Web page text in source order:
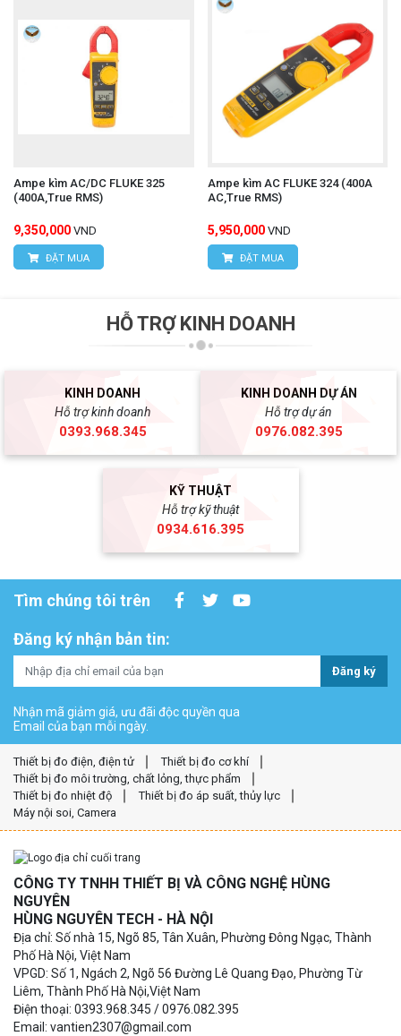
Ampe kìm AC/DC FLUKE 325
(400A,True RMS)
9,350,000 VND
ĐẶT MUA
Ampe kìm AC FLUKE 324 (400A
AC,True RMS)
5,950,000 VND
ĐẶT MUA
HỖ TRỢ KINH DOANH
KINH DOANH
Hỗ trợ kinh doanh
0393.968.345
KINH DOANH DỰ ÁN
Hỗ trợ dự án
0976.082.395
KỸ THUẬT
Hỗ trợ kỹ thuật
0934.616.395
Tìm chúng tôi trên
Đăng ký nhận bản tin:
Đăng ký
Nhận mã giảm giá, ưu đãi độc quyền qua
Email của bạn mỗi ngày.
Thiết bị đo điện, điện tử
Thiết bị đo cơ khí
Thiết bị đo môi trường, chất lỏng, thực phẩm
Thiết bị đo nhiệt độ
Thiết bị đo áp suất, thủy lực
Máy nội soi, Camera
CÔNG TY TNHH THIẾT BỊ VÀ CÔNG NGHỆ HÙNG
NGUYÊN
HÙNG NGUYÊN TECH - HÀ NỘI
Địa chỉ: Số nhà 15, Ngõ 85, Tân Xuân, Phường Đông Ngạc, Thành
Phố Hà Nội, Việt Nam
VPGD: Số 1, Ngách 2, Ngõ 56 Đường Lê Quang Đạo, Phường Từ
Liêm, Thành Phố Hà Nội,Việt Nam
Điện thoại: 0393.968.345 / 0976.082.395
Email: vantien2307@gmail.com